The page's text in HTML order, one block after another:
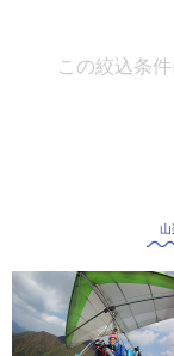
この絞込条
山